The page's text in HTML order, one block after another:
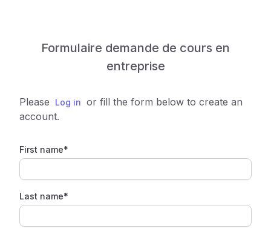
Formulaire demande de cours en
entreprise
Please Log in or fill the form below to create an
account.
First name*
Last name*